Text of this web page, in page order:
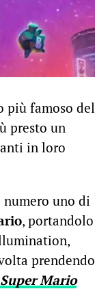
più famoso del
presto un
in loro
uno di
, portandolo
prendendo
Super Mario